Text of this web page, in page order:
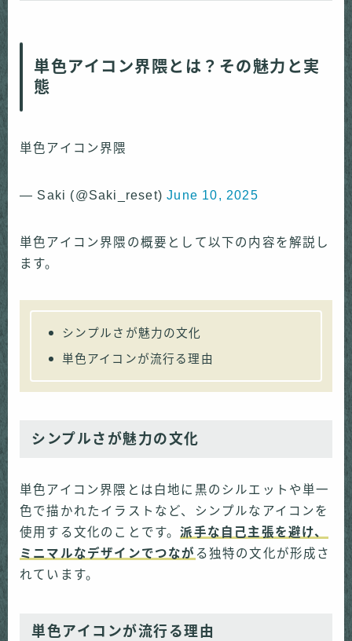
単色アイコン界隈とは？その魅力と実
態
単色アイコン界隈
— Saki (@Saki_reset)June 10, 2025
単色アイコン界隈の概要として以下の内容を解説し
ます。
シンプルさが魅力の文化
単色アイコンが流行る理由
シンプルさが魅力の文化
単色アイコン界隈とは白地に黒のシルエットや単一
色で描かれたイラストなど、シンプルなアイコンを
使用する文化のことです。派手な自己主張を避け、
ミニマルなデザインでつなが る独特の文化が形成さ
れています。
単色アイコンが流行る理由